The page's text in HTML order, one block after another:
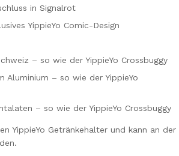
in Signalrot
YippieYo Comic-Design
– so wie der YippieYo Crossbuggy
Aluminium – so wie der YippieYo
– so wie der YippieYo Crossbuggy
YippieYo Getränkehalter und kann an der